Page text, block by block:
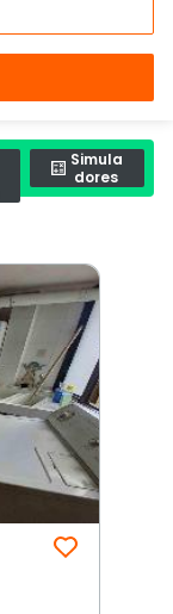
Simula
dores